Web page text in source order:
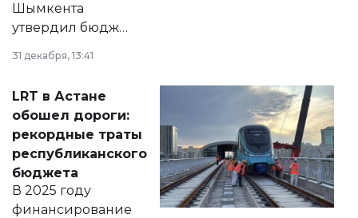
Шымкента
утвердил бюджет
города на 2026–
2028 годы.
документ
появился в базе
нормативных
правовых актов и
на сайте маслихат
города.
31 декабря, 13:41
LRT в Астане
обошел дороги:
рекордные траты
республиканского
бюджета
В 2025 году
финансирование